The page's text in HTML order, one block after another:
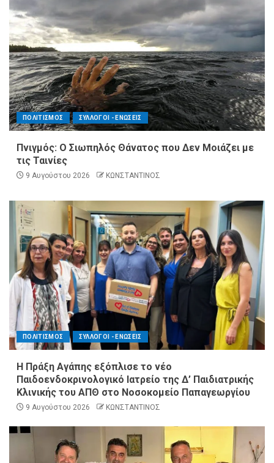
ΠΟΛΙΤΙΣΜΟΣ ΣΥΛΛΟΓΟΙ - ΕΝΩΣΕΙΣ
Πνιγμός: Ο Σιωπηλός Θάνατος που Δεν Μοιάζει με
τις Ταινίες
9 Αυγούστου 2026 ΚΩΝΣΤΑΝΤΙΝΟΣ
ΠΟΛΙΤΙΣΜΟΣ ΣΥΛΛΟΓΟΙ - ΕΝΩΣΕΙΣ
Η Πράξη Αγάπης εξόπλισε το νέο
Παιδοενδοκρινολογικό Ιατρείο της Δ’ Παιδιατρικής
Κλινικής του ΑΠΘ στο Νοσοκομείο Παπαγεωργίου
9 Αυγούστου 2026 ΚΩΝΣΤΑΝΤΙΝΟΣ